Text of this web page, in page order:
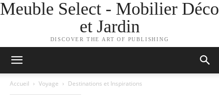
Meuble Select - Mobilier Déco
et Jardin
DISCOVER THE ART OF PUBLISHING
Accueil Voyage Destinations et Inspirations